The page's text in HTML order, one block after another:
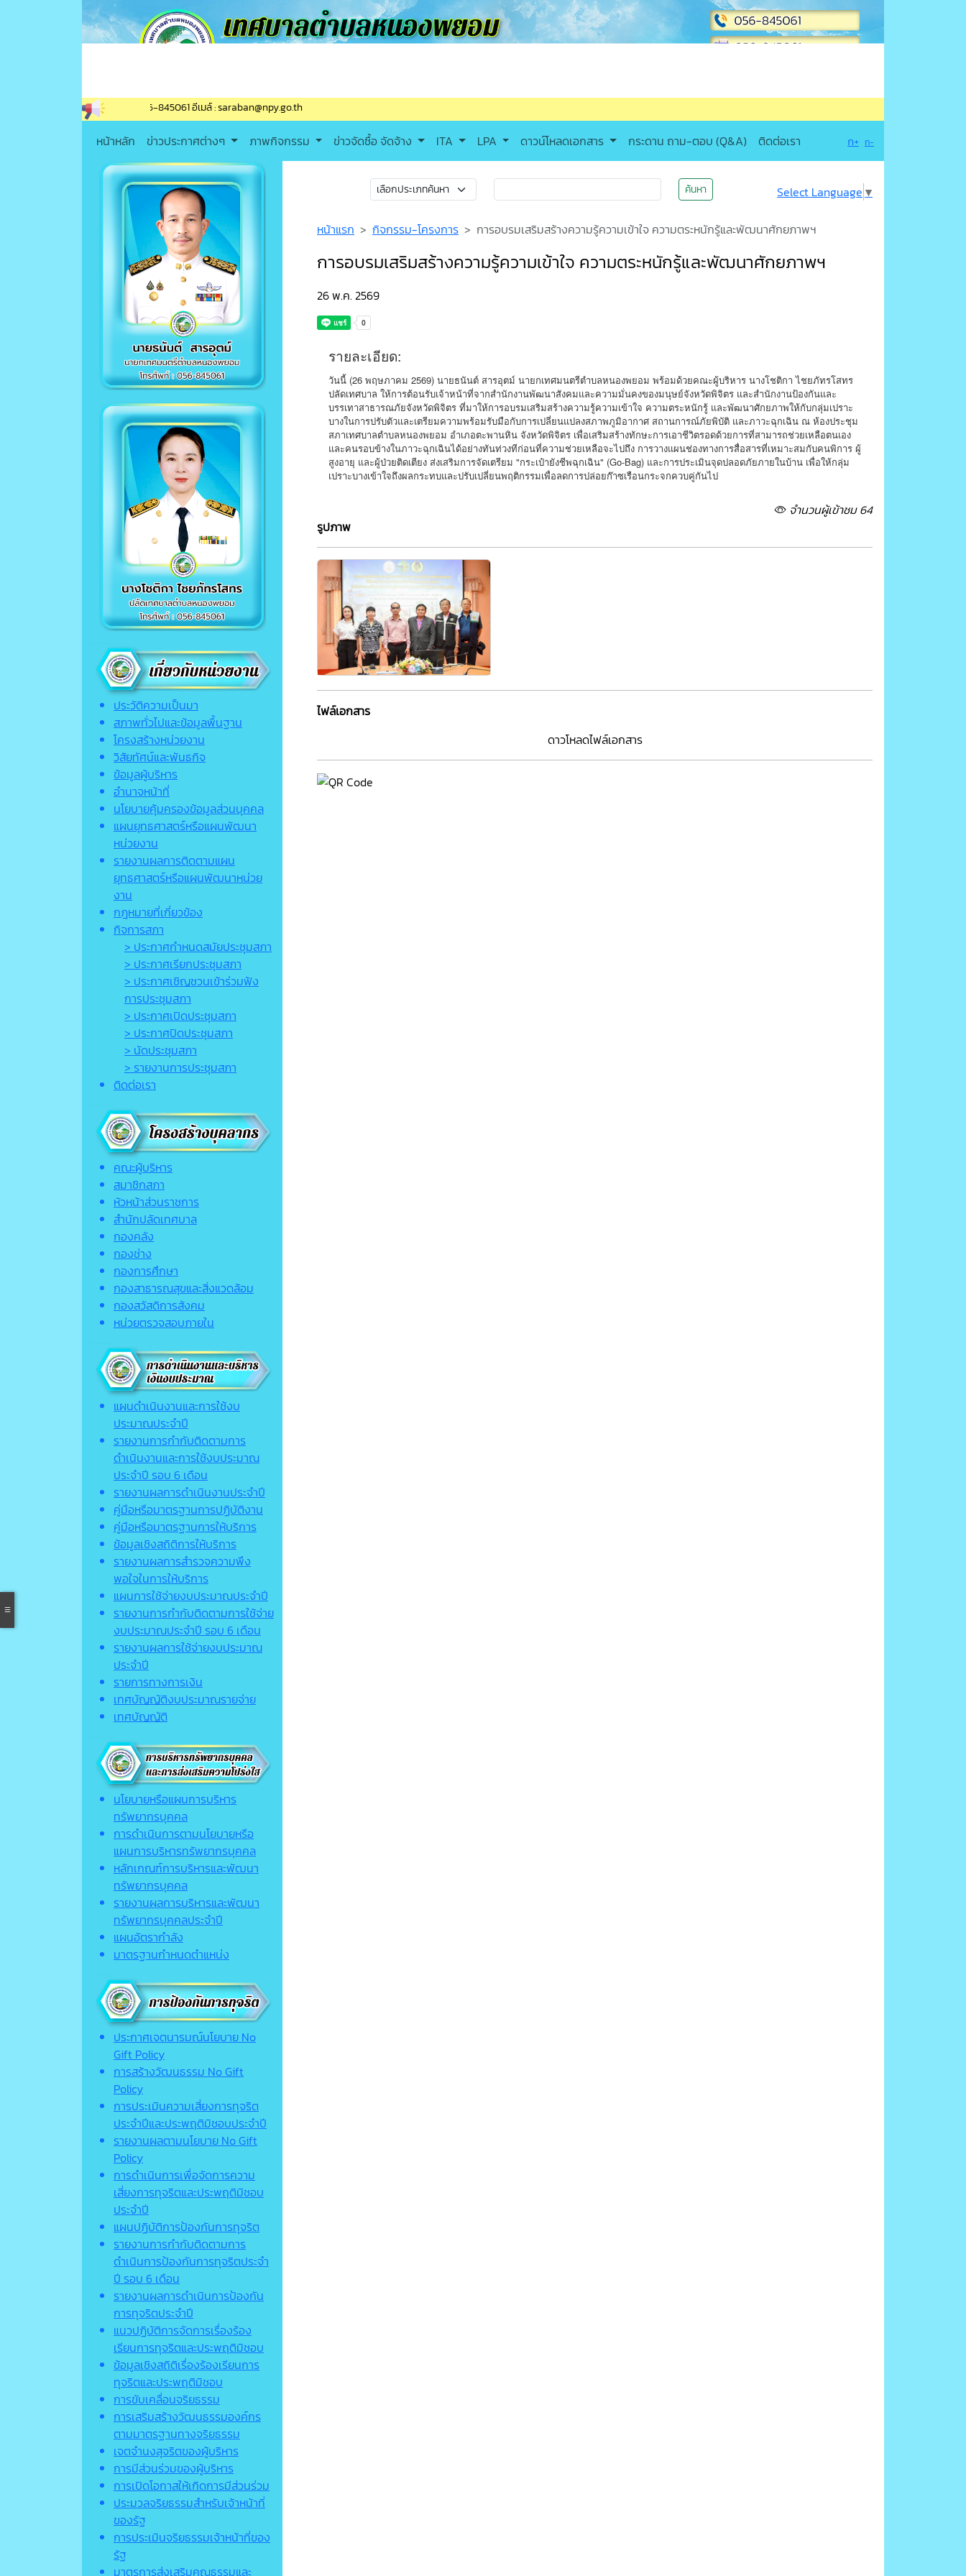
/ โทรสาร (แฟกซ์) : 056-845061 อีเมล์ : saraban@npy.go.th
หน้าหลัก ข่าวประกาศต่างๆ ภาพกิจกรรม ข่าวจัดซื้อ จัดจ้าง ITA LPA ดาวน์โหลดเอกสาร กระดาน ถาม-ตอบ (Q&A) ติดต่อเรา ก+ ก-
ประวัติความเป็นมา
สภาพทั่วไปและข้อมูลพื้นฐาน
โครงสร้างหน่วยงาน
วิสัยทัศน์และพันธกิจ
ข้อมูลผู้บริหาร
อำนาจหน้าที่
นโยบายคุ้มครองข้อมูลส่วนบุคคล
แผนยุทธศาสตร์หรือแผนพัฒนา
หน่วยงาน
รายงานผลการติดตามแผน
ยุทธศาสตร์หรือแผนพัฒนาหน่วย
งาน
กฎหมายที่เกี่ยวข้อง
กิจการสภา
> ประกาศกำหนดสมัยประชุมสภา
> ประกาศเรียกประชุมสภา
> ประกาศเชิญชวนเข้าร่วมฟัง
การประชุมสภา
> ประกาศเปิดประชุมสภา
> ประกาศปิดประชุมสภา
> นัดประชุมสภา
> รายงานการประชุมสภา
ติดต่อเรา
คณะผู้บริหาร
สมาชิกสภา
หัวหน้าส่วนราชการ
สำนักปลัดเทศบาล
กองคลัง
กองช่าง
กองการศึกษา
กองสาธารณสุขและสิ่งแวดล้อม
กองสวัสดิการสังคม
หน่วยตรวจสอบภายใน
แผนดำเนินงานและการใช้งบ
ประมาณประจำปี
รายงานการกำกับติดตามการ
ดำเนินงานและการใช้งบประมาณ
ประจำปี รอบ 6 เดือน
รายงานผลการดำเนินงานประจำปี
คู่มือหรือมาตรฐานการปฏิบัติงาน
คู่มือหรือมาตรฐานการให้บริการ
ข้อมูลเชิงสถิติการให้บริการ
รายงานผลการสำรวจความพึง
พอใจในการให้บริการ
แผนการใช้จ่ายงบประมาณประจำปี
รายงานการกำกับติดตามการใช้จ่าย
งบประมาณประจำปี รอบ 6 เดือน
รายงานผลการใช้จ่ายงบประมาณ
ประจำปี
รายการทางการเงิน
เทศบัญญัติงบประมาณรายจ่าย
เทศบัญญัติ
นโยบายหรือแผนการบริหาร
ทรัพยากรบุคคล
การดำเนินการตามนโยบายหรือ
แผนการบริหารทรัพยากรบุคคล
หลักเกณฑ์การบริหารและพัฒนา
ทรัพยากรบุคคล
รายงานผลการบริหารและพัฒนา
ทรัพยากรบุคคลประจำปี
แผนอัตรากำลัง
มาตรฐานกำหนดตำแหน่ง
ประกาศเจตนารมณ์นโยบาย No
Gift Policy
การสร้างวัฒนธรรม No Gift
Policy
การประเมินความเสี่ยงการทุจริต
ประจำปีและประพฤติมิชอบประจำปี
รายงานผลตามนโยบาย No Gift
Policy
การดำเนินการเพื่อจัดการความ
เสี่ยงการทุจริตและประพฤติมิชอบ
ประจำปี
แผนปฏิบัติการป้องกันการทุจริต
รายงานการกำกับติดตามการ
ดำเนินการป้องกันการทุจริตประจำ
ปี รอบ 6 เดือน
รายงานผลการดำเนินการป้องกัน
การทุจริตประจำปี
แนวปฏิบัติการจัดการเรื่องร้อง
เรียนการทุจริตและประพฤติมิชอบ
ข้อมูลเชิงสถิติเรื่องร้องเรียนการ
ทุจริตและประพฤติมิชอบ
การขับเคลื่อนจริยธรรม
การเสริมสร้างวัฒนธรรมองค์กร
ตามมาตรฐานทางจริยธรรม
เจตจํานงสุจริตของผู้บริหาร
การมีส่วนร่วมของผู้บริหาร
การเปิดโอกาสให้เกิดการมีส่วนร่วม
ประมวลจริยธรรมสำหรับเจ้าหน้าที่
ของรัฐ
การประเมินจริยธรรมเจ้าหน้าที่ของ
รัฐ
มาตรการส่งเสริมคุณธรรมและ
ค้นหา Select Language ▼
หน้าแรก กิจกรรม-โครงการ การอบรมเสริมสร้างความรู้ความเข้าใจ ความตระหนักรู้และพัฒนาศักยภาพฯ
การอบรมเสริมสร้างความรู้ความเข้าใจ ความตระหนักรู้และพัฒนาศักยภาพฯ
26 พ.ค. 2569
รายละเอียด:
วันนี้ (26 พฤษภาคม 2569) นายธนันต์ สารอุตม์ นายกเทศมนตรีตำบลหนองพยอม พร้อมด้วยคณะผู้บริหาร นางโชติกา ไชยภัทรโสทร
ปลัดเทศบาล ให้การต้อนรับเจ้าหน้าที่จากสำนักงานพัฒนาสังคมและความมั่นคงของมนุษย์จังหวัดพิจิตร และสำนักงานป้องกันและ
บรรเทาสาธารณภัยจังหวัดพิจิตร ที่มาให้การอบรมเสริมสร้างความรู้ความเข้าใจ ความตระหนักรู้ และพัฒนาศักยภาพให้กับกลุ่มเปราะ
บางในการปรับตัวและเตรียมความพร้อมรับมือกับการเปลี่ยนแปลงสภาพภูมิอากาศ สถานการณ์ภัยพิบัติ และภาวะฉุกเฉิน ณ ห้องประชุม
สภาเทศบาลตำบลหนองพยอม อำเภอตะพานหิน จังหวัดพิจิตร เพื่อเสริมสร้างทักษะการเอาชีวิตรอดด้วยการที่สามารถช่วยเหลือตนเอง
และคนรอบข้างในภาวะฉุกเฉินได้อย่างทันท่วงทีก่อนที่ความช่วยเหลือจะไปถึง การวางแผนช่องทางการสื่อสารที่เหมาะสมกับคนพิการ ผู้
สูงอายุ และผู้ป่วยติดเตียง ส่งเสริมการจัดเตรียม "กระเป๋ายังชีพฉุกเฉิน" (Go-Bag) และการประเมินจุดปลอดภัยภายในบ้าน เพื่อให้กลุ่ม
เปราะบางเข้าใจถึงผลกระทบและปรับเปลี่ยนพฤติกรรมเพื่อลดการปล่อยก๊าซเรือนกระจกควบคู่กันไป
จำนวนผู้เข้าชม 64
รูปภาพ
ไฟล์เอกสาร
ดาวโหลดไฟล์เอกสาร